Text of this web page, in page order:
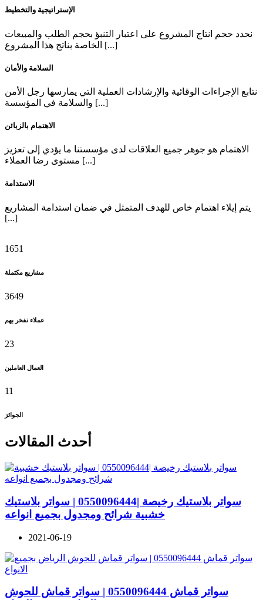
الإستراتيجية والتخطيط
نحدد حجم انتاج المشروع على اعتبار التنبؤ بحجم الطلب والمبيعات
الخاصة بناتج هذا المشروع [...]
السلامة والأمان
نتابع الإجراءات الوقائية والإرشادات العملية التي يمارسها رجل الأمن
والسلامة في المؤسسة [...]
الاهتمام بالزبائن
الاهتمام هو جوهر جميع العلاقات لدى مؤسستنا ما يؤدي إلى تعزيز
مستوى رضا العملاء [...]
الاستدامة
يتم إيلاء اهتمام خاص للهدف المتمثل في ضمان استدامة المشاريع
[...]
1651
مشاريع مكتملة
3649
عملاء نفخر بهم
23
العمال العاملين
11
الجوائز
أحدث المقالات
سواتر بلاستيك رخيصة |0550096444 | سواتر بلاستيك
خشبية شرائح ومجدول بجميع انواعه
2021-06-19
سواتر قماش 0550096444 | سواتر قماش للحوش